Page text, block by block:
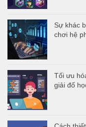
Sự khác
chơi hệ
Tối ưu
giải đố